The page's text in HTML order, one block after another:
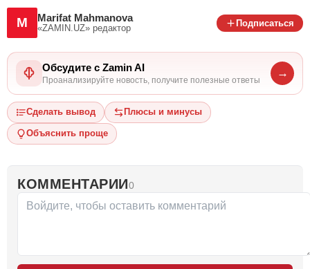
M Marifat Mahmanova
«ZAMIN.UZ» редактор
Подписаться
Обсудите с Zamin AI
Проанализируйте новость, получите полезные ответы
→
Сделать вывод Плюсы и минусы
Объяснить проще
КОММЕНТАРИИ0